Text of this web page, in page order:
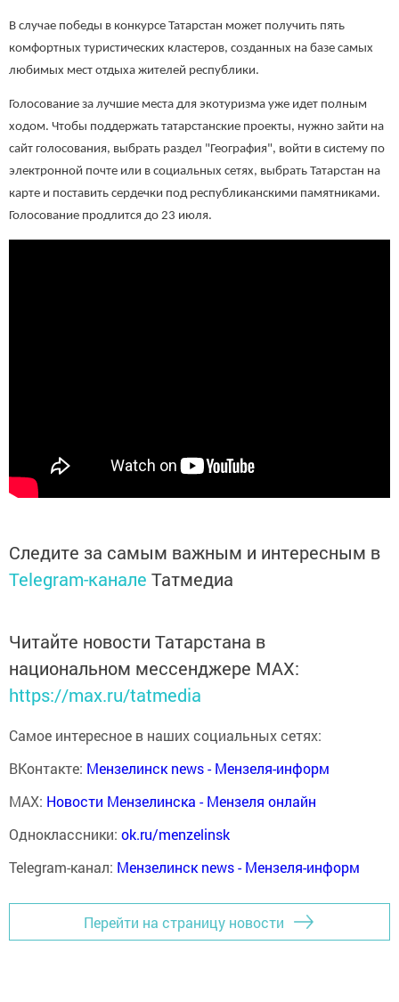
В случае победы в конкурсе Татарстан может получить пять
комфортных туристических кластеров, созданных на базе самых
любимых мест отдыха жителей республики.
Голосование за лучшие места для экотуризма уже идет полным
ходом. Чтобы поддержать татарстанские проекты, нужно зайти на
сайт голосования, выбрать раздел "География", войти в систему по
электронной почте или в социальных сетях, выбрать Татарстан на
карте и поставить сердечки под республиканскими памятниками.
Голосование продлится до 23 июля.
Следите за самым важным и интересным в
Telegram-канале Татмедиа
Читайте новости Татарстана в
национальном мессенджере MАХ:
https://max.ru/tatmedia
Самое интересное в наших социальных сетях:
ВКонтакте: Мензелинск news - Мензеля-информ
MAX: Новости Мензелинска - Мензеля онлайн
Одноклассники: ok.ru/menzelinsk
Telegram-канал: Мензелинск news - Мензеля-информ
Перейти на страницу новости